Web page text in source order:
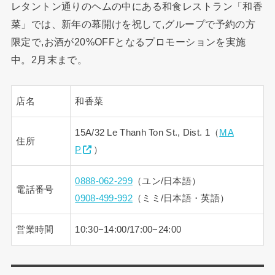
レタントン通りのヘムの中にある和食レストラン「和香
菜」では、新年の幕開けを祝して,グループで予約の方
限定で,お酒が20%OFFとなるプロモーションを実施
中。2月末まで。
店名 和香菜
住所
15A/32 Le Thanh Ton St., Dist. 1（MA
P
）
電話番号
0888-062-299（ユン/日本語）
0908-499-992（ミミ/日本語・英語）
営業時間 10:30−14:00/17:00−24:00